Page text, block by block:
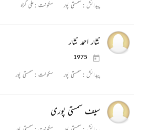
پیدائش : سمستی پور سکونت : علی گڑہ
نثار احمد نثار
1975
پیدائش : سمستی پور سکونت : سمستی پور
سیف سمستی پوری